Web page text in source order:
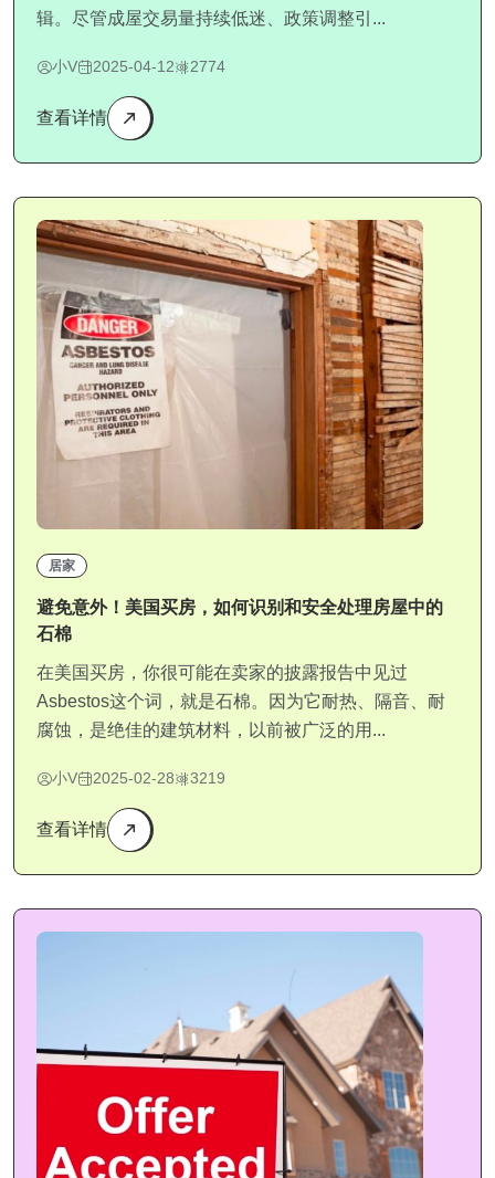
辑。尽管成屋交易量持续低迷、政策调整引...
小V 2025-04-12 2774
查看详情
居家
避免意外！美国买房，如何识别和安全处理房屋中的
石棉
在美国买房，你很可能在卖家的披露报告中见过
Asbestos这个词，就是石棉。因为它耐热、隔音、耐
腐蚀，是绝佳的建筑材料，以前被广泛的用...
小V 2025-02-28 3219
查看详情